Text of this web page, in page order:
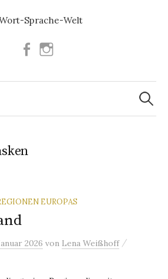
Facebook
Suchen
nach:
EUROPAS
2026 von Lena Weißhoff /